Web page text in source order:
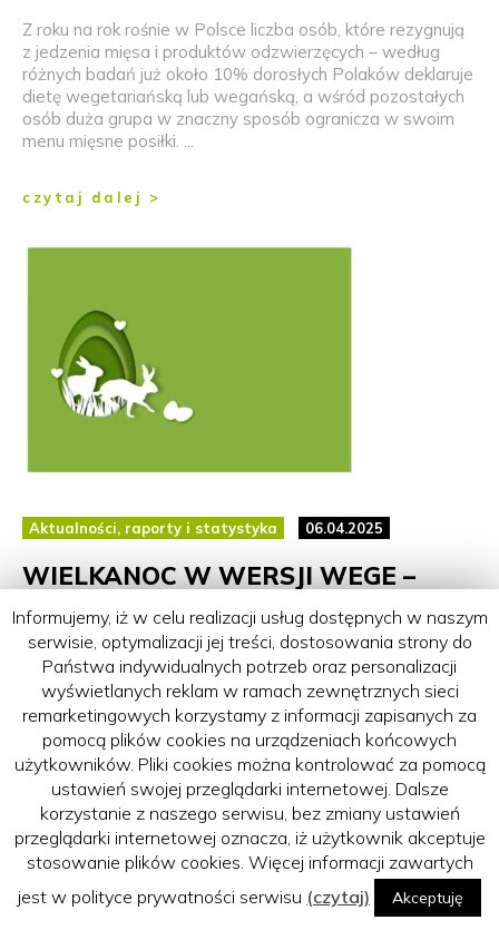
Z roku na rok rośnie w Polsce liczba osób, które rezygnują
z jedzenia mięsa i produktów odzwierzęcych – według
różnych badań już około 10% dorosłych Polaków deklaruje
dietę wegetariańską lub wegańską, a wśród pozostałych
osób duża grupa w znaczny sposób ogranicza w swoim
menu mięsne posiłki. ...
czytaj dalej >
Aktualności, raporty i statystyka 06.04.2025
WIELKANOC W WERSJI WEGE –
OFERTA ŚWIĄTECZNA 2025
Zbliżająca się wielkimi krokami Wielkanoc to czas
odradzającej się przyrody, rodzinnych spotkań i wspólnego
celebrowania przy świątecznym stole. W powietrzu unosi
się zapach żurku, chrzanu i mazurka, a w sercach budzi się
potrzeba bliskości, radości i... czasem także refleksji nad
tym, co ...
czytaj dalej >
Informujemy, iż w celu realizacji usług dostępnych w naszym
serwisie, optymalizacji jej treści, dostosowania strony do
Państwa indywidualnych potrzeb oraz personalizacji
wyświetlanych reklam w ramach zewnętrznych sieci
remarketingowych korzystamy z informacji zapisanych za
pomocą plików cookies na urządzeniach końcowych
użytkowników. Pliki cookies można kontrolować za pomocą
ustawień swojej przeglądarki internetowej. Dalsze
korzystanie z naszego serwisu, bez zmiany ustawień
przeglądarki internetowej oznacza, iż użytkownik akceptuje
stosowanie plików cookies. Więcej informacji zawartych
jest w polityce prywatności serwisu (czytaj) Akceptuję